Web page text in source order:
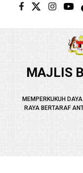
Langkau ke kandungan
MAJLIS
MEMPERKUKUH
RAYA BERTARAF